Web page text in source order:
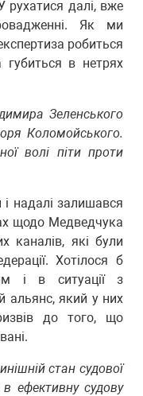
далі, вже
Як ми
робиться
в нетрях
Зеленського
Коломойського.
волі піти проти
надалі залишався
щодо Медведчука
каналів, які були
Хотілося б
і в ситуації з
альянс, який у них
до того, що
стан судової
ефективну судову